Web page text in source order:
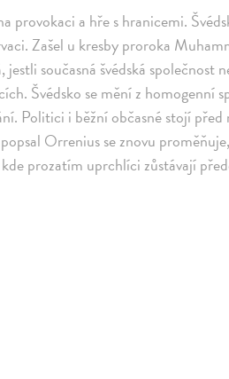
provokaci a hře s hranicemi.
Zašel u kresby proroka
současná švédská společnost
Švédsko se mění z homogenní
Politici i běžní občasné stojí
Orrenius se znovu
prozatím uprchlíci zůstávají